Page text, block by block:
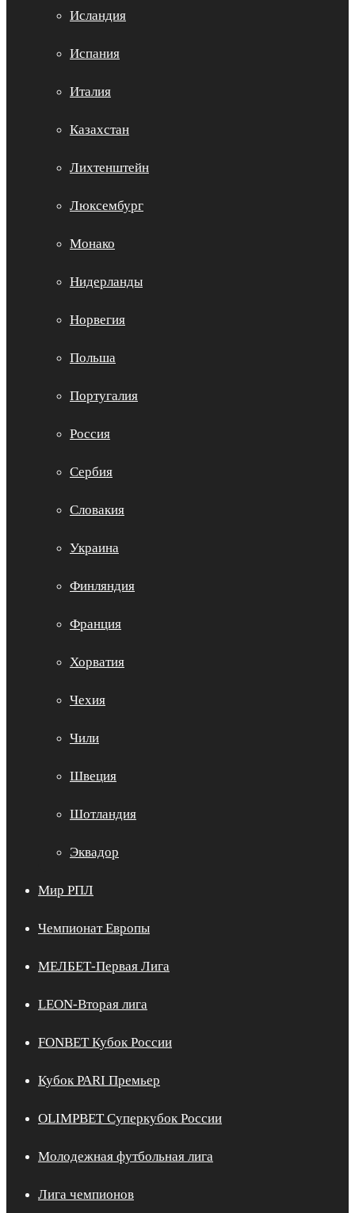
Исландия
Испания
Италия
Казахстан
Лихтенштейн
Люксембург
Монако
Нидерланды
Норвегия
Польша
Португалия
Россия
Сербия
Словакия
Украина
Финляндия
Франция
Хорватия
Чехия
Чили
Швеция
Шотландия
Эквадор
Мир РПЛ
Чемпионат Европы
МЕЛБЕТ-Первая Лига
LEON-Вторая лига
FONBET Кубок России
Кубок PARI Премьер
OLIMPBET Суперкубок России
Молодежная футбольная лига
Лига чемпионов